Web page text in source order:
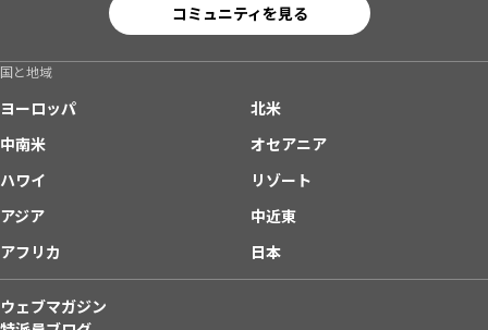
コミュニティを見る
国と地域
ヨーロッパ
北米
中南米
オセアニア
ハワイ
リゾート
アジア
中近東
アフリカ
日本
ウェブマガジン